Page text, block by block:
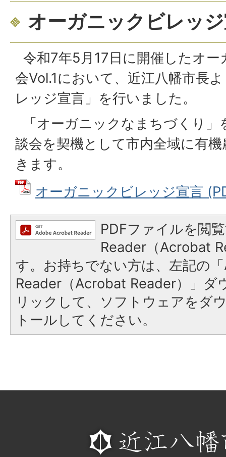
オーガニックビレッ
令和7年5月17日に開催したオ
会Vol.1において、近江八幡市長
レッジ宣言」を行いました。
「オーガニックなまちづくり」
談会を契機として市内全域に有
きます。
オーガニックビレッジ宣言
PDFファイルを閲
Reader（Acrobat
す。お持ちでない方は、左記の
Reader（Acrobat Reader）」ダ
リックして、ソフトウェアをダ
トールしてください。